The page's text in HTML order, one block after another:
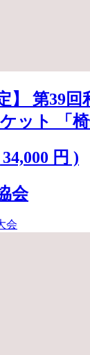
】 第39
ット 「椅
34,000 円 )
会
会